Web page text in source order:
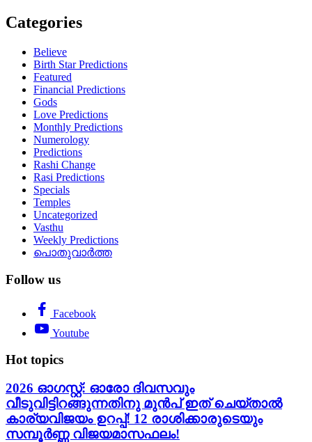
Categories
Believe
Birth Star Predictions
Featured
Financial Predictions
Gods
Love Predictions
Monthly Predictions
Numerology
Predictions
Rashi Change
Rasi Predictions
Specials
Temples
Uncategorized
Vasthu
Weekly Predictions
പൊതുവാർത്ത
Follow us
Facebook
Youtube
Hot topics
2026 ഓഗസ്റ്റ്: ഓരോ ദിവസവും
വീടുവിട്ടിറങ്ങുന്നതിനു മുൻപ് ഇത് ചെയ്താൽ
കാര്യവിജയം ഉറപ്പ്! 12 രാശിക്കാരുടെയും
സമ്പൂർണ്ണ വിജയമാസഫലം!